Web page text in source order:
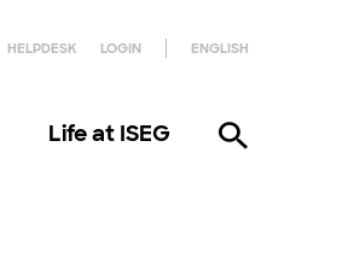
HELPDESK LOGIN ENGLISH
Life at ISEG